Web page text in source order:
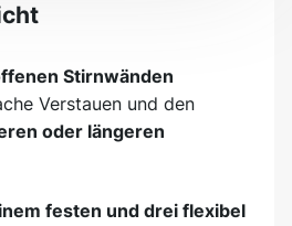
Stirnwänden
Verstauen und den
oder längeren
festen und drei flexibel